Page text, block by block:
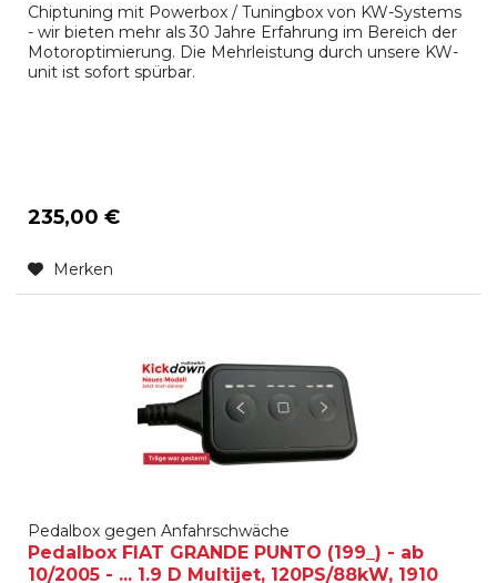
Chiptuning mit Powerbox / Tuningbox von KW-Systems
- wir bieten mehr als 30 Jahre Erfahrung im Bereich der
Motoroptimierung. Die Mehrleistung durch unsere KW-
unit ist sofort spürbar.
235,00 €
Merken
Pedalbox gegen Anfahrschwäche
Pedalbox FIAT GRANDE PUNTO (199_) - ab
10/2005 - ... 1.9 D Multijet, 120PS/88kW, 1910